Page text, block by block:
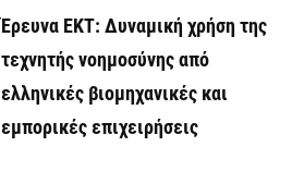
Έρευνα ΕΚΤ: Δυναμική χρήση της
τεχνητής νοημοσύνης από
ελληνικές βιομηχανικές και
εμπορικές επιχειρήσεις